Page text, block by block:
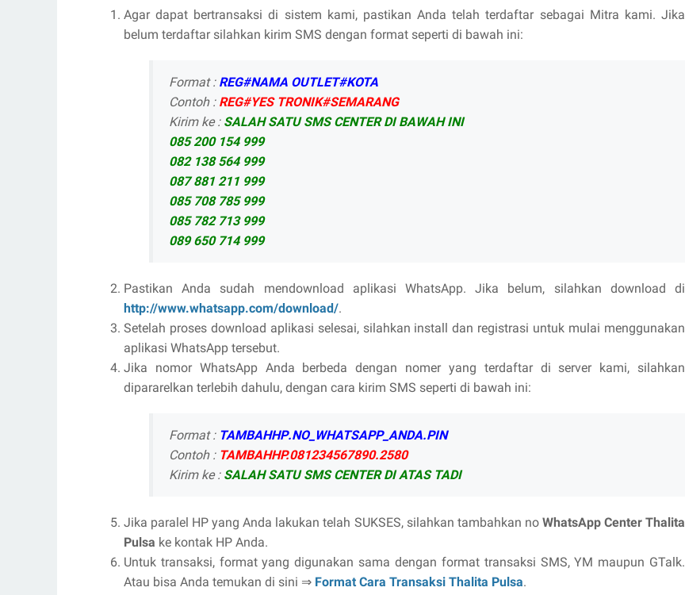
Agar dapat bertransaksi di sistem kami, pastikan Anda telah terdaftar sebagai Mitra kami. Jika
belum terdaftar silahkan kirim SMS dengan format seperti di bawah ini:
Format : REG#NAMA OUTLET#KOTA
Contoh : REG#YES TRONIK#SEMARANG
Kirim ke : SALAH SATU SMS CENTER DI BAWAH INI
085 200 154 999
082 138 564 999
087 881 211 999
085 708 785 999
085 782 713 999
089 650 714 999
Pastikan Anda sudah mendownload aplikasi WhatsApp. Jika belum, silahkan download di
http://www.whatsapp.com/download/.
Setelah proses download aplikasi selesai, silahkan install dan registrasi untuk mulai menggunakan
aplikasi WhatsApp tersebut.
Jika nomor WhatsApp Anda berbeda dengan nomer yang terdaftar di server kami, silahkan
dipararelkan terlebih dahulu, dengan cara kirim SMS seperti di bawah ini:
Format : TAMBAHHP.NO_WHATSAPP_ANDA.PIN
Contoh : TAMBAHHP.081234567890.2580
Kirim ke : SALAH SATU SMS CENTER DI ATAS TADI
Jika paralel HP yang Anda lakukan telah SUKSES, silahkan tambahkan no WhatsApp Center Thalita
Pulsa ke kontak HP Anda.
Untuk transaksi, format yang digunakan sama dengan format transaksi SMS, YM maupun GTalk.
Atau bisa Anda temukan di sini ⇒ Format Cara Transaksi Thalita Pulsa.